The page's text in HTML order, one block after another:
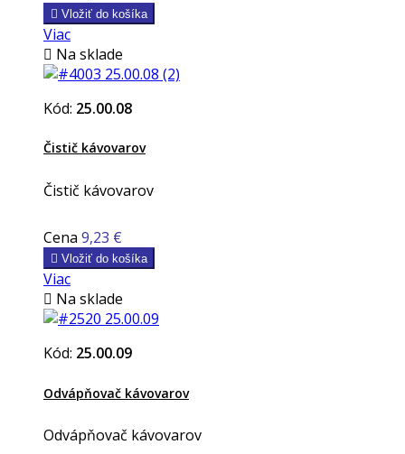
 Vložiť do košíka
Viac
 Na sklade
Kód: 25.00.08
Čistič kávovarov
Čistič kávovarov
Cena 9,23 €
 Vložiť do košíka
Viac
 Na sklade
Kód: 25.00.09
Odvápňovač kávovarov
Odvápňovač kávovarov